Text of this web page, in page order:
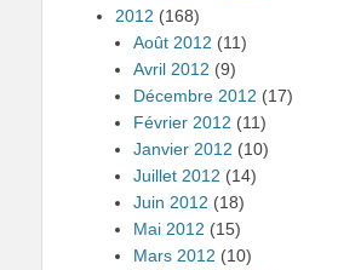
2012 (168)
Août 2012 (11)
Avril 2012 (9)
Décembre 2012 (17)
Février 2012 (11)
Janvier 2012 (10)
Juillet 2012 (14)
Juin 2012 (18)
Mai 2012 (15)
Mars 2012 (10)